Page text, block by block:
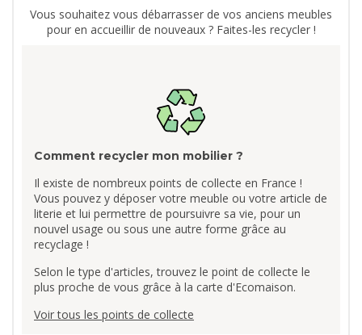
Vous souhaitez vous débarrasser de vos anciens meubles
pour en accueillir de nouveaux ? Faites-les recycler !
Comment recycler mon mobilier ?
Il existe de nombreux points de collecte en France !
Vous pouvez y déposer votre meuble ou votre article de
literie et lui permettre de poursuivre sa vie, pour un
nouvel usage ou sous une autre forme grâce au
recyclage !
Selon le type d'articles, trouvez le point de collecte le
plus proche de vous grâce à la carte d'Ecomaison.
Voir tous les points de collecte